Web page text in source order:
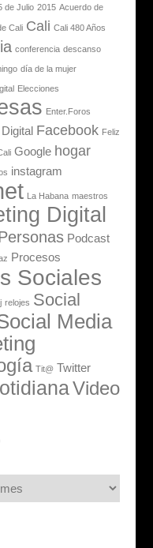
de Julio 2015 Acuerdo de
Cali Cali Cali 480 Años
conferencia descanso
día de la mujer
Elecciones
Enter.Foros
Facebook Feliz
Google hogar
instagram
La Habana maestros
Digital
Podcast
Procesos
Sociales
relojes Social
Media
Tit@ Twitter
Video